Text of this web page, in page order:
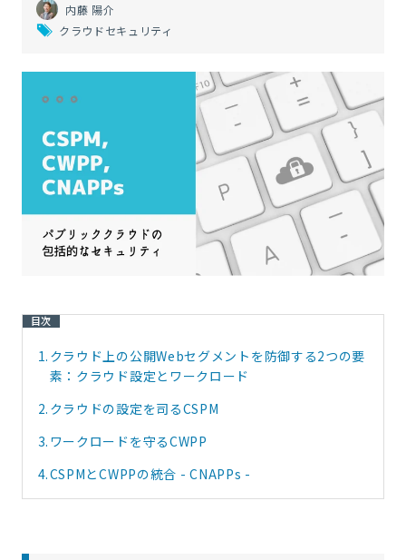
内藤 陽介
クラウドセキュリティ
目次
1. クラウド上の公開Webセグメントを防御する2つの要
素：クラウド設定とワークロード
2. クラウドの設定を司るCSPM
3. ワークロードを守るCWPP
4.CSPMとCWPPの統合 - CNAPPs -